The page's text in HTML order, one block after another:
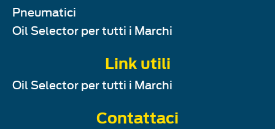
Pneumatici
Oil Selector per tutti i Marchi
Link utili
Oil Selector per tutti i Marchi
Contattaci